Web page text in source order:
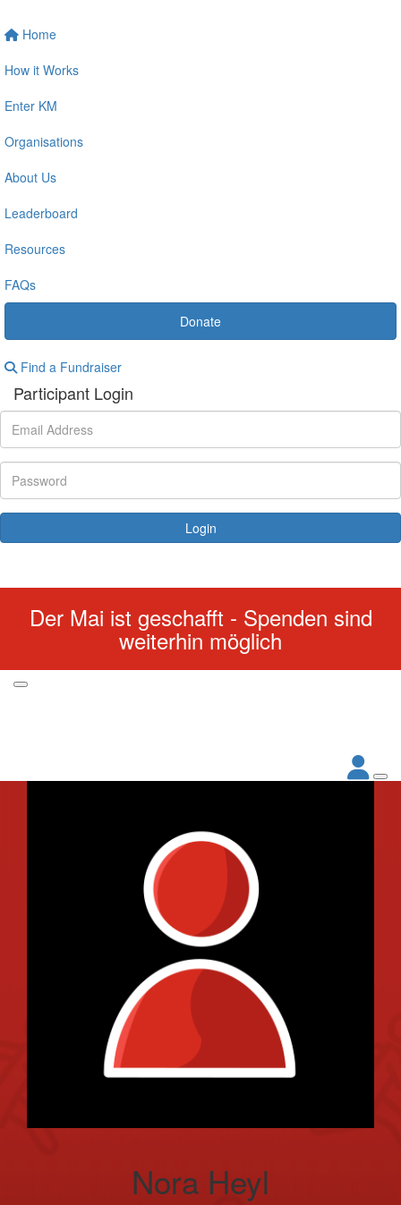
Home
How it Works
Enter KM
Organisations
About Us
Leaderboard
Resources
FAQs
Donate
Find a Fundraiser
Participant Login
Login
Der Mai ist geschafft - Spenden sind
weiterhin möglich
Nora Heyl